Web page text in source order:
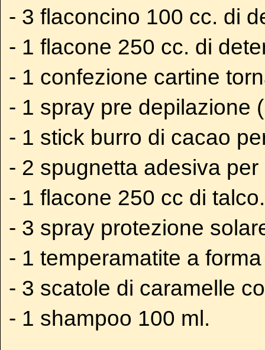
- 3 flaconcino 100 cc. di
- 1 flacone 250 cc. di
- 1 confezione cartine
- 1 spray pre depilazione
- 1 stick burro di cacao
- 2 spugnetta adesiva
- 1 flacone 250 cc di talco.
- 3 spray protezione
- 1 temperamatite a
- 3 scatole di caramelle
- 1 shampoo 100 ml.